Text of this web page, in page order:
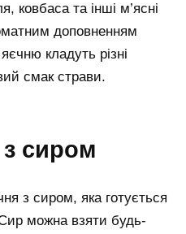
ковбаса та інші м’ясні
доповненням
кладуть різні
смак страви.
сиром
з сиром, яка готується
можна взяти будь-